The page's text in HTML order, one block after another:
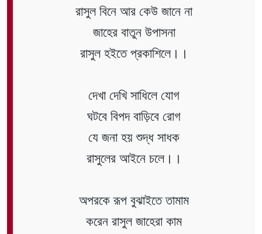
রাসুল বিনে আর কেউ জানে না
জাহের বাতুন উপাসনা
রাসুল হইতে প্রকাশিলে।।
দেখা দেখি সাধিলে যোগ
ঘটবে বিপদ বাড়িবে রোগ
যে জনা হয় শুদ্ধ সাধক
রাসুলের আইনে চলে।।
অপরকে রূপ বুঝাইতে তামাম
করেন রাসুল জাহেরা কাম